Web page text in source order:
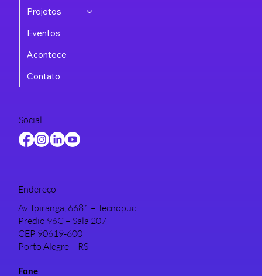
Projetos
Eventos
Acontece
Contato
Social
Endereço
Av. Ipiranga, 6681 – Tecnopuc
Prédio 96C – Sala 207
CEP 90619-600
Porto Alegre – RS
Fone